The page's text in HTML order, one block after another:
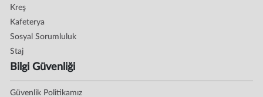
Kreş
Kafeterya
Sosyal Sorumluluk
Staj
Bilgi Güvenliği
Güvenlik Politikamız